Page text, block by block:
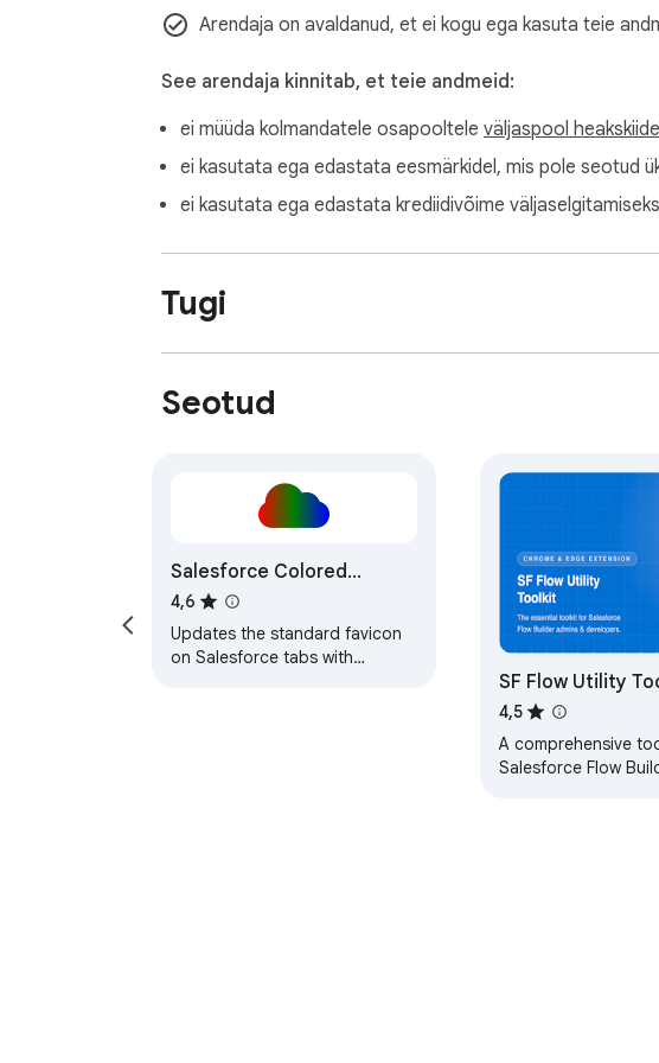
Arendaja on avaldanud, et ei kogu ega kasuta teie
See arendaja kinnitab, et teie andmeid:
ei müüda kolmandatele osapooltele väljaspool
ei kasutata ega edastata eesmärkidel, mis pole seotud
ei kasutata ega edastata krediidivõime
Tugi
Seotud
Salesforce Colored
Favicons
4,6
Updates the standard favicon
on Salesforce tabs with
SF Flow Utility
4,5
A comprehensive
Salesforce Flow